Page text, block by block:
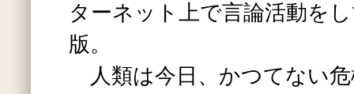
ターネット上で言論活動を
版。
人類は今日、かつてない